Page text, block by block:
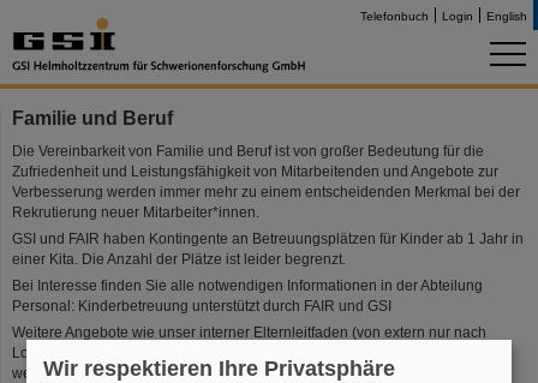
Telefonbuch Login English
Familie und Beruf
Die Vereinbarkeit von Familie und Beruf ist von großer Bedeutung für die
Zufriedenheit und Leistungsfähigkeit von Mitarbeitenden und Angebote zur
Verbesserung werden immer mehr zu einem entscheidenden Merkmal bei der
Rekrutierung neuer Mitarbeiter*innen.
GSI und FAIR haben Kontingente an Betreuungsplätzen für Kinder ab 1 Jahr in
einer Kita. Die Anzahl der Plätze ist leider begrenzt.
Bei Interesse finden Sie alle notwendigen Informationen in der Abteilung
Personal: Kinderbetreuung unterstützt durch FAIR und GSI
Weitere Angebote wie unser interner Elternleitfaden (von extern nur nach
Login sichtbar), Freizeit- und Betreuungsangebote sowie Informationen über
weitere Beratungs- und Hilfsangebote finden Sie in der Seitenleiste.
Wir respektieren Ihre Privatsphäre